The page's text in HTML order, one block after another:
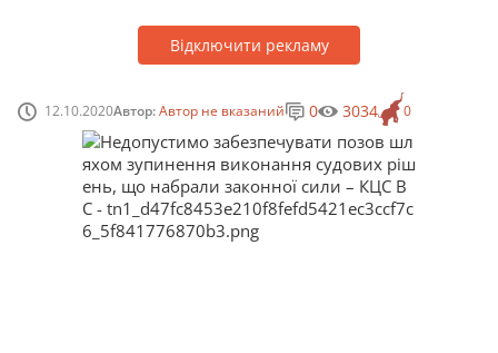
Відключити рекламу
12.10.2020Автор:Автор не вказаний 0
0 3034